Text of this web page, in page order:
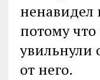
ненавидел
потому что
увильнули
от него.